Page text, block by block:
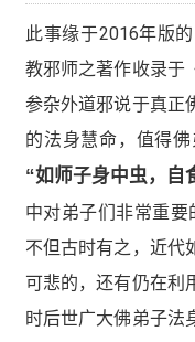
此事缘于2016年版
教邪师之著作收录于
参杂外道邪说于真正
的法身慧命，值得
“如师子身中虫，自
中对弟子们非常重
不但古时有之，近代
可悲的，还有仍在利
时后世广大佛弟子法